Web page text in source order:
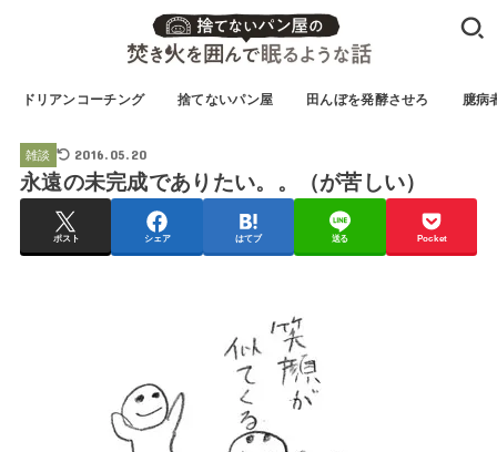
ドリアンコーチング 捨てないパン屋 田んぼを発酵させろ 臆病
雑談 2016.05.20
永遠の未完成でありたい。。（が苦しい）
ポスト シェア はてブ 送る Pocket